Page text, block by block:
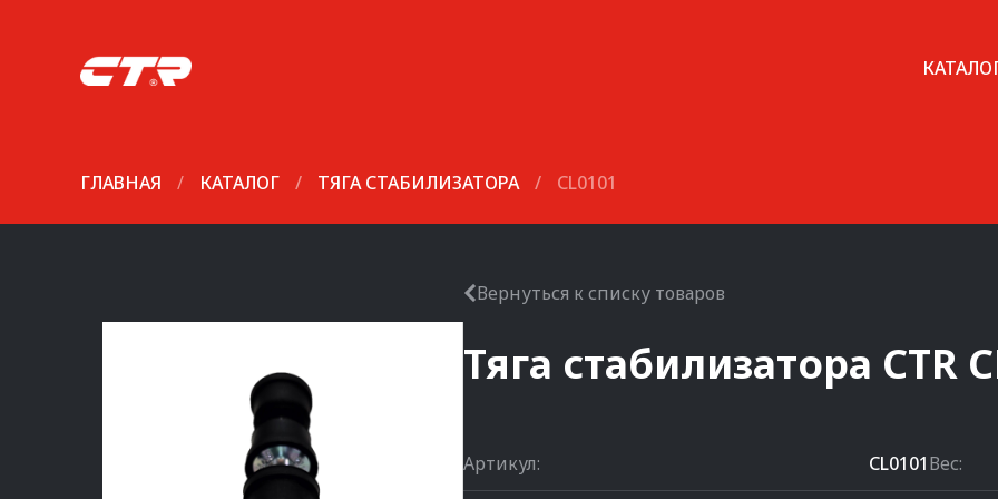
ГЛАВНАЯ / КАТАЛОГ / ТЯГА СТАБИЛИЗАТОРА / CL0101
Вернуться к списку товаров
Тяга стабилизатора CTR
Артикул: CL0101Вес: